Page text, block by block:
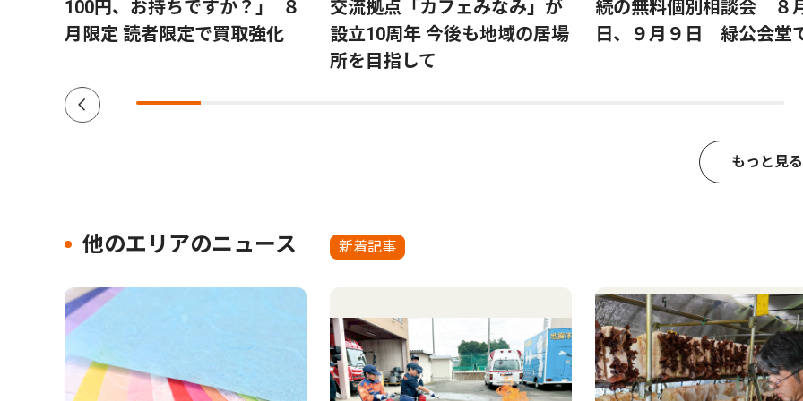
100円、お持ちですか？｣ ８
月限定 読者限定で買取強化
交流拠点「カフェみなみ」が
設立10周年 今後も地域の居場
所を目指して
続の無料個別相談会 ８
日、９月９日 緑公会堂
もっと見る
他のエリアのニュース 新着記事